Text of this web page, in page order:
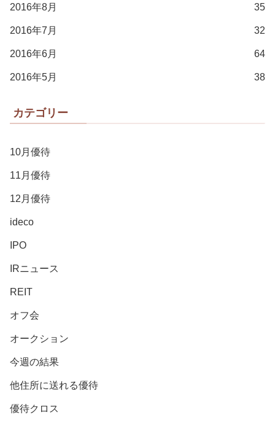
2016年8月 35
2016年7月 32
2016年6月 64
2016年5月 38
カテゴリー
10月優待
11月優待
12月優待
ideco
IPO
IRニュース
REIT
オフ会
オークション
今週の結果
他住所に送れる優待
優待クロス